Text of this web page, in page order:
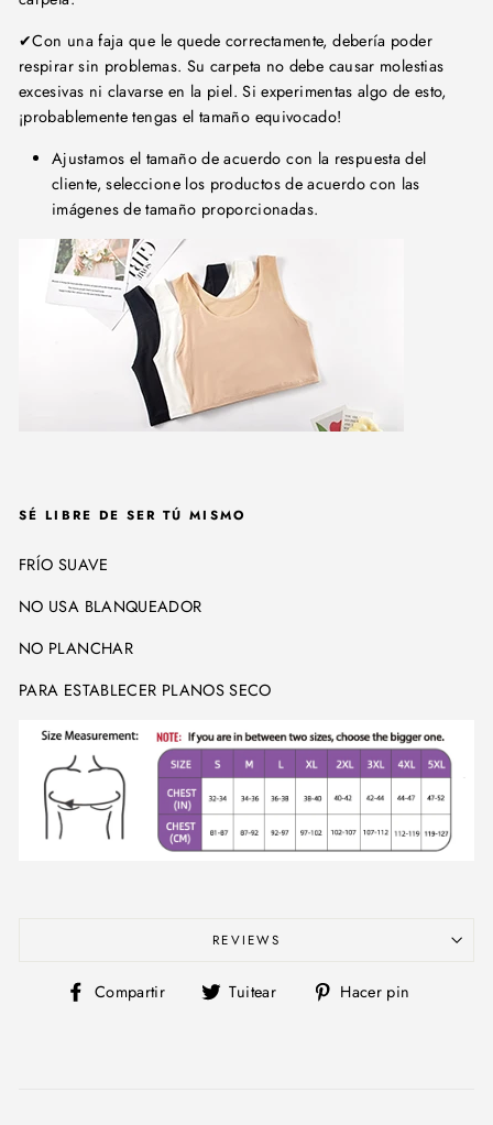
✔Con una faja que le quede correctamente, debería poder
respirar sin problemas. Su carpeta no debe causar molestias
excesivas ni clavarse en la piel. Si experimentas algo de esto,
¡probablemente tengas el tamaño equivocado!
Ajustamos el tamaño de acuerdo con la respuesta del
cliente, seleccione los productos de acuerdo con las
imágenes de tamaño proporcionadas.
SÉ LIBRE DE SER TÚ MISMO
FRÍO SUAVE
NO USA BLANQUEADOR
NO PLANCHAR
PARA ESTABLECER PLANOS SECO
REVIEWS
Compartir
CompartirTuitear
Tuitear Hacer pin